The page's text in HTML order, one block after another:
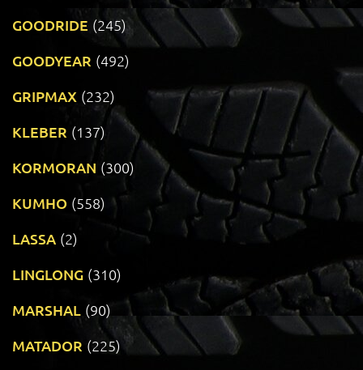
GOODRIDE (245)
GOODYEAR (492)
GRIPMAX (232)
KLEBER (137)
KORMORAN (300)
KUMHO (558)
LASSA (2)
LINGLONG (310)
MARSHAL (90)
MATADOR (225)